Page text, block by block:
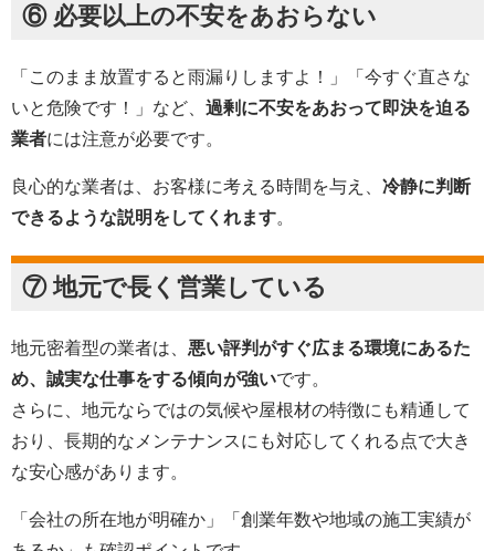
⑥ 必要以上の不安をあおらない
「このまま放置すると雨漏りしますよ！」「今すぐ直さな
いと危険です！」など、 過剰に不安をあおって即決を迫る
業者には注意が必要です。
良心的な業者は、お客様に考える時間を与え、 冷静に判断
できるような説明をしてくれます。
⑦ 地元で長く営業している
地元密着型の業者は、 悪い評判がすぐ広まる環境にあるた
め、誠実な仕事をする傾向が強いです。
さらに、地元ならではの気候や屋根材の特徴にも精通して
おり、長期的なメンテナンスにも対応してくれる点で大き
な安心感があります。
「会社の所在地が明確か」「創業年数や地域の施工実績が